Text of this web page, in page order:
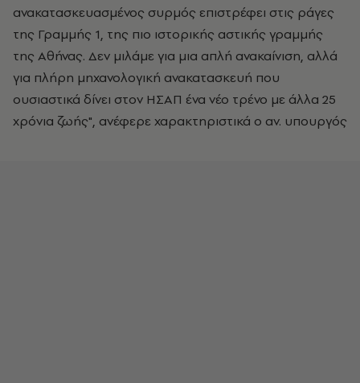
ανακατασκευασμένος συρμός επιστρέφει στις ράγες
της Γραμμής 1, της πιο ιστορικής αστικής γραμμής
της Αθήνας. Δεν μιλάμε για μια απλή ανακαίνιση, αλλά
για πλήρη μηχανολογική ανακατασκευή που
ουσιαστικά δίνει στον ΗΣΑΠ ένα νέο τρένο με άλλα 25
χρόνια ζωής", ανέφερε χαρακτηριστικά ο αν. υπουργός